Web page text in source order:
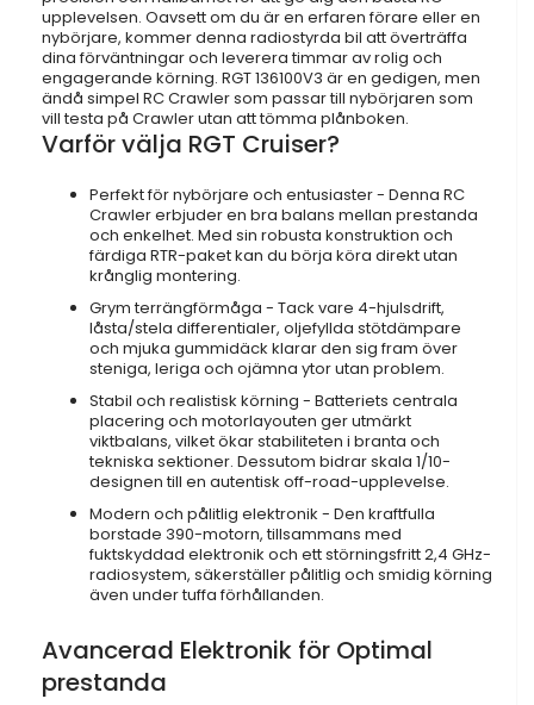
upplevelsen. Oavsett om du är en erfaren förare eller en
nybörjare, kommer denna radiostyrda bil att överträffa
dina förväntningar och leverera timmar av rolig och
engagerande körning. RGT 136100V3 är en gedigen, men
ändå simpel RC Crawler som passar till nybörjaren som
vill testa på Crawler utan att tömma plånboken.
Varför välja RGT Cruiser?
Perfekt för nybörjare och entusiaster - Denna RC
Crawler erbjuder en bra balans mellan prestanda
och enkelhet. Med sin robusta konstruktion och
färdiga RTR-paket kan du börja köra direkt utan
krånglig montering.
Grym terrängförmåga - Tack vare 4-hjulsdrift,
låsta/stela differentialer, oljefyllda stötdämpare
och mjuka gummidäck klarar den sig fram över
steniga, leriga och ojämna ytor utan problem.
Stabil och realistisk körning - Batteriets centrala
placering och motorlayouten ger utmärkt
viktbalans, vilket ökar stabiliteten i branta och
tekniska sektioner. Dessutom bidrar skala 1/10-
designen till en autentisk off-road-upplevelse.
Modern och pålitlig elektronik - Den kraftfulla
borstade 390-motorn, tillsammans med
fuktskyddad elektronik och ett störningsfritt 2,4 GHz-
radiosystem, säkerställer pålitlig och smidig körning
även under tuffa förhållanden.
Avancerad Elektronik för Optimal
prestanda